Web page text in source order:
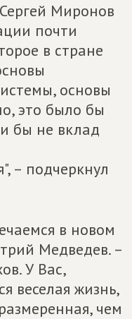
Миронов
почти
в стране
основы
это было бы
бы не вклад
– подчеркнул
в новом
Медведев. –
У Вас,
веселая жизнь,
чем